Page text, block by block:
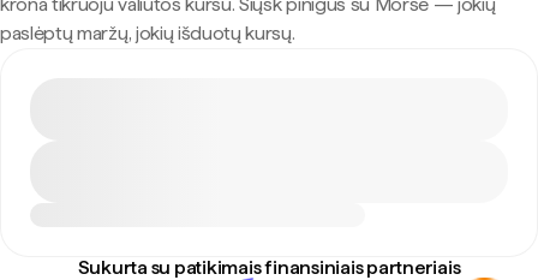
paslėptų maržų, jokių išduotų kursų.
Sukurta su patikimais finansiniais partneriais